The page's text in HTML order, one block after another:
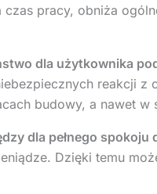
pracy, obniża
dla użytkownika
reakcji z
budowy, a nawet w
dla pełnego spokoju
Dzięki temu